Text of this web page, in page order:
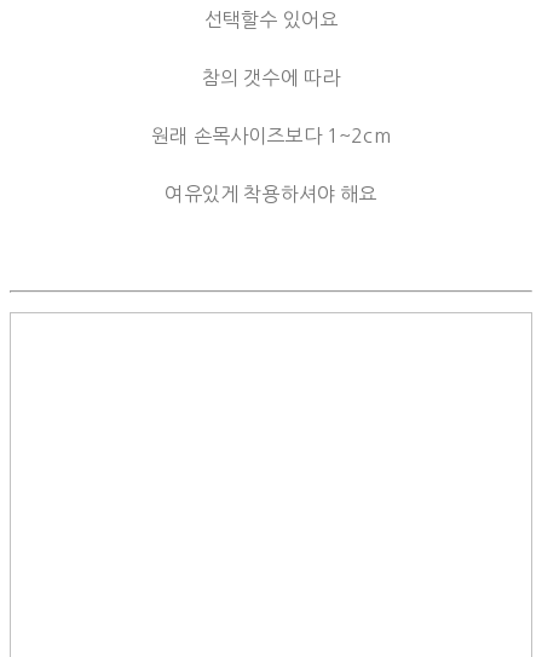
선택할수 있어요
참의 갯수에 따라
원래 손목사이즈보다 1~2cm
여유있게 착용하셔야 해요